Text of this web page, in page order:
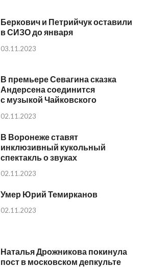
Беркович и Петрийчук оставили
в СИЗО до января
03.11.2023
В премьере Севагина сказка
Андерсена соединится
с музыкой Чайковского
02.11.2023
В Воронеже ставят
инклюзивный кукольный
спектакль о звуках
02.11.2023
Умер Юрий Темирканов
02.11.2023
Наталья Дрожникова покинула
пост в московском депкульте